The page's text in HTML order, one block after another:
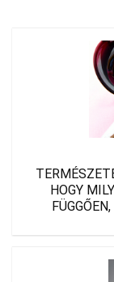
HOGY